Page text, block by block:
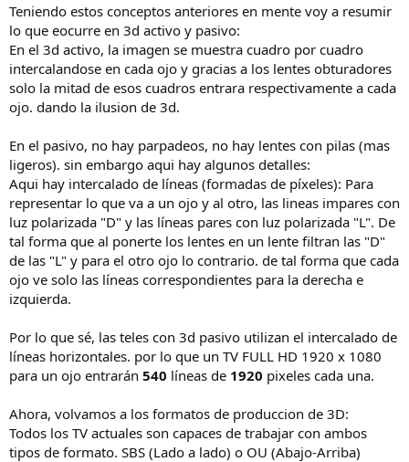
Teniendo estos conceptos anteriores en mente voy a resumir
lo que eocurre en 3d activo y pasivo:
En el 3d activo, la imagen se muestra cuadro por cuadro
intercalandose en cada ojo y gracias a los lentes obturadores
solo la mitad de esos cuadros entrara respectivamente a cada
ojo. dando la ilusion de 3d.
En el pasivo, no hay parpadeos, no hay lentes con pilas (mas
ligeros). sin embargo aqui hay algunos detalles:
Aqui hay intercalado de líneas (formadas de píxeles): Para
representar lo que va a un ojo y al otro, las lineas impares con
luz polarizada "D" y las líneas pares con luz polarizada "L". De
tal forma que al ponerte los lentes en un lente filtran las "D"
de las "L" y para el otro ojo lo contrario. de tal forma que cada
ojo ve solo las líneas correspondientes para la derecha e
izquierda.
Por lo que sé, las teles con 3d pasivo utilizan el intercalado de
líneas horizontales. por lo que un TV FULL HD 1920 x 1080
para un ojo entrarán 540 líneas de 1920 pixeles cada una.
Ahora, volvamos a los formatos de produccion de 3D:
Todos los TV actuales son capaces de trabajar con ambos
tipos de formato. SBS (Lado a lado) o OU (Abajo-Arriba)